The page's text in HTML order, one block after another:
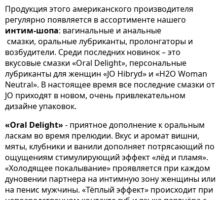
Продукция этого американского производителя
регулярно появляется в ассортименте нашего
интим-шопа: вагинальные и анальные
смазки, оральные лубриканты, пролонгаторы и
возбудители. Среди последних новинок – это
вкусовые смазки «Oral Delight», персональные
лубриканты для женщин «JO Hibryd» и «H2O Woman
Neutral». В настоящее время все последние смазки от
JO приходят в новом, очень привлекательном
дизайне упаковок.
«Oral Delight»- приятное дополнение к оральным
ласкам во время прелюдии. Вкус и аромат вишни,
мяты, клубники и ванили дополняет потрясающий по
ощущениям стимулирующий эффект «лёд и пламя».
«Холодящее покалывание» проявляется при каждом
дуновении партнера на интимную зону женщины или
на пенис мужчины. «Тёплый эффект» происходит при